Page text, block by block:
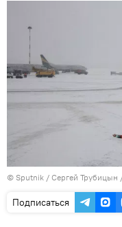
© Sputnik / Сергей Трубицын
Подписаться